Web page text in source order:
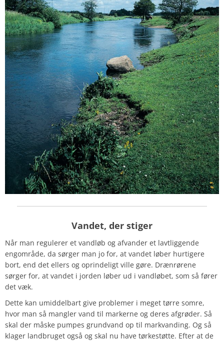
Vandet, der stiger
Når man regulerer et vandløb og afvander et lavtliggende
engområde, da sørger man jo for, at vandet løber hurtigere
bort, end det ellers og oprindeligt ville gøre. Drænrørene
sørger for, at vandet i jorden løber ud i vandløbet, som så fører
det væk.
Dette kan umiddelbart give problemer i meget tørre somre,
hvor man så mangler vand til markerne og deres afgrøder. Så
skal der måske pumpes grundvand op til markvanding. Og så
klager landbruget også og skal nu have tørkestøtte. Efter at de